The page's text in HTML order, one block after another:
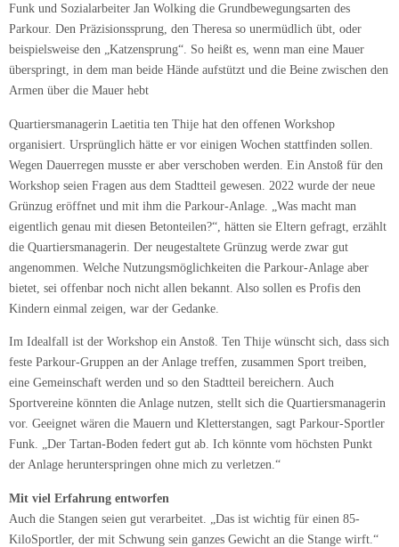
Funk und Sozialarbeiter Jan Wolking die Grundbewegungsarten des
Parkour. Den Präzisionssprung, den Theresa so unermüdlich übt, oder
beispielsweise den „Katzensprung“. So heißt es, wenn man eine Mauer
überspringt, in dem man beide Hände aufstützt und die Beine zwischen den
Armen über die Mauer hebt
Quartiersmanagerin Laetitia ten Thije hat den offenen Workshop
organisiert. Ursprünglich hätte er vor einigen Wochen stattfinden sollen.
Wegen Dauerregen musste er aber verschoben werden. Ein Anstoß für den
Workshop seien Fragen aus dem Stadtteil gewesen. 2022 wurde der neue
Grünzug eröffnet und mit ihm die Parkour-Anlage. „Was macht man
eigentlich genau mit diesen Betonteilen?“, hätten sie Eltern gefragt, erzählt
die Quartiersmanagerin. Der neugestaltete Grünzug werde zwar gut
angenommen. Welche Nutzungsmöglichkeiten die Parkour-Anlage aber
bietet, sei offenbar noch nicht allen bekannt. Also sollen es Profis den
Kindern einmal zeigen, war der Gedanke.
Im Idealfall ist der Workshop ein Anstoß. Ten Thije wünscht sich, dass sich
feste Parkour-Gruppen an der Anlage treffen, zusammen Sport treiben,
eine Gemeinschaft werden und so den Stadtteil bereichern. Auch
Sportvereine könnten die Anlage nutzen, stellt sich die Quartiersmanagerin
vor. Geeignet wären die Mauern und Kletterstangen, sagt Parkour-Sportler
Funk. „Der Tartan-Boden federt gut ab. Ich könnte vom höchsten Punkt
der Anlage herunterspringen ohne mich zu verletzen.“
Mit viel Erfahrung entworfen
Auch die Stangen seien gut verarbeitet. „Das ist wichtig für einen 85-
KiloSportler, der mit Schwung sein ganzes Gewicht an die Stange wirft.“